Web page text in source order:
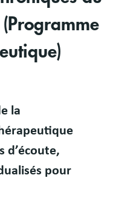
la
d’écoute,
pour